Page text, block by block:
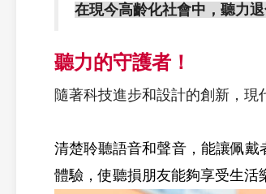
在現今高齡化社會中，聽力
聽力的守護者！
隨著科技進步和設計的創新，
清楚聆聽語音和聲音，能讓佩戴
體驗，使聽損朋友能夠享受生活